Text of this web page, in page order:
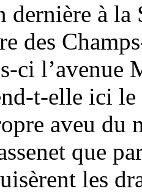
dernière à
des
ci
t-elle ici
aveu du
que
les